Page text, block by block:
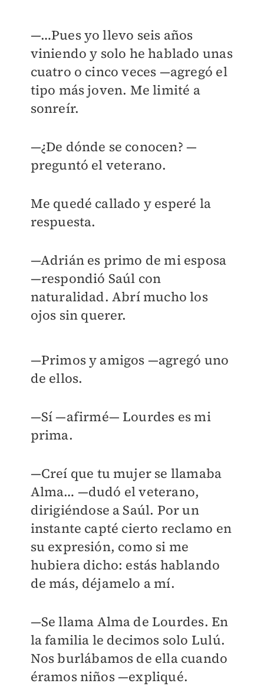
—…Pues yo llevo seis años
viniendo y solo he hablado unas
cuatro o cinco veces —agregó el
tipo más joven. Me limité a
sonreír.
—¿De dónde se conocen? —
preguntó el veterano.
Me quedé callado y esperé la
respuesta.
—Adrián es primo de mi esposa
—respondió Saúl con
naturalidad. Abrí mucho los
ojos sin querer.
—Primos y amigos —agregó uno
de ellos.
—Sí —afirmé— Lourdes es mi
prima.
—Creí que tu mujer se llamaba
Alma… —dudó el veterano,
dirigiéndose a Saúl. Por un
instante capté cierto reclamo en
su expresión, como si me
hubiera dicho: estás hablando
de más, déjamelo a mí.
—Se llama Alma de Lourdes. En
la familia le decimos solo Lulú.
Nos burlábamos de ella cuando
éramos niños —expliqué.